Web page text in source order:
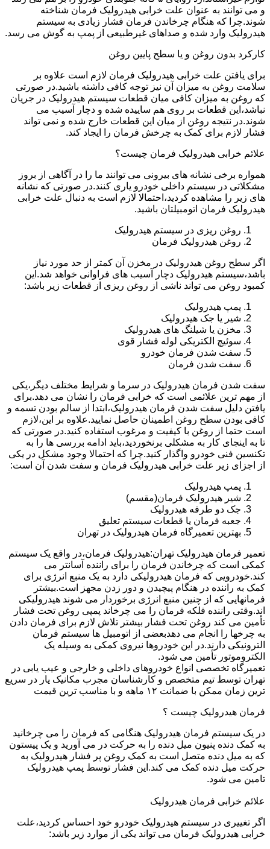
و می توانند به عنوان علت خرابی هیدرولیک فرمان شناخته
شوند.چرا که هنگام چرخاندن فرمان فشار زیادی به سیستم
هیدرولیک وارد شده و صداهای غیرطبیعی از پمپ به گوش می رسد.
کارکرد بدون روغن و یا سطح پایین روغن
برای یافتن علت خرابی هیدرولیک فرمان لازم است علاوه بر
سلامت روغن به میزان آن نیز توجه کافی داشته باشید.در صورتی
که روغن به میزان کافی میان قطعات سیستم هیدرولیک در جریان
نباشد،این قطعات بر روی هم ساییده شده و دچار آسیب می
شوند.در نتیجه روغن از میان این قطعات خارج شده و نمی تواند
فشار لازم برای کمک به چرخش فرمان را ایجاد کند.
علائم خرابی هیدرولیک فرمان چیست؟
همواره برخی نشانه های بیرونی می توانند ما را در آگاهی از بروز
مشکلاتی در سیستم داخلی خودرو یاری کنند.در صورتی که نشانه
های زیر را مشاهده کردید،احتمالا لازم است به دنبال علت خرابی
هیدرولیک فرمان اتومبیلتان باشید.
روغن ریزی در سیستم هیدرولیک
روغن هیدرولیک فرمان
اگر سطح روغن هیدرولیک در مخزن آن کمتر از حد مورد نیاز
باشد،سیستم هیدرولیک دچار آسیب های فراوانی خواهد شد.این
کمبود روغن می تواند ناشی از روغن ریزی از قطعات زیر باشد:
پمپ هیدرولیک
شیر یا جک هیدرولیک
مخزن یا شیلنگ های هیدرولیک
سوئیچ الکتریکی لوله فشار قوی
سفت شدن فرمان خودرو
سفت شدن فرمان
سفت شدن فرمان هیدرولیک در سرما و شرایط مختلف دیگر،یکی
از مهم ترین علائمی است که خرابی فرمان را نشان می دهد.برای
یافتن دلیل سفت شدن فرمان هیدرولیک،ابتدا از سالم بودن تسمه و
کافی بودن سطح روغن اطمینان حاصل نمایید.علاوه بر این،لازم
است حتما از روغن با کیفیت و مرغوب استفاده کنید.در صورتی که
تا به اینجای کار به مشکلی برنخوردید،باید ادامه بررسی ها را به
تکنسین فنی خودرو واگذار کنید.چرا که احتمالا وجود مشکل در یکی
از اجزای زیر علت خرابی هیدرولیک فرمان و سفت شدن آن است:
پمپ هیدرولیک
شیر هیدرولیک فرمان(مقسم)
جک دو طرفه هیدرولیک
جعبه فرمان یا قطعات سیستم تعلیق
بهترین تعمیرگاه فرمان هیدرولیک در تهران
تعمیر فرمان هیدرولیک تهران:هیدرولیک فرمان،در واقع یک سیستم
کمکی است که چرخاندن فرمان را برای راننده آسانتر می
کند.خودرویی که فرمان هیدرولیکی دارد به یک منبع انرژی برای
کمک به راننده در هنگام پیچیدن و دور زدن مجهز است.بیشتر
فرمانهایی که از چنین منبع انرژی برخوردار می شوند هیدرولیکی
اند.وقتی راننده فلکه فرمان را می چرخاند پمپی روغن تحت فشار
تأمین می کند روغن تحت فشار بیشتر تلاش لازم برای فرمان دادن
به چرخها را انجام می دهدبعضی از اتومبیل ها سیستم فرمان
الترونیکی دارند.در این خودروها نیروی کمکی به وسیله یک
الکتروموتور تأمین می شود.
تعمیرگاه تخصصی انواع خودروهای داخلی و خارجی و عیب یابی در
تهران توسط تیم متخصص و کارشناسان مجرب مکانیک یار در سریع
ترین زمان ممکن با ضمانت ۱۲ ماهه و با مناسب ترین قیمت
فرمان هیدرولیک چیست ؟
در یک سیستم فرمان هیدرولیک هنگامی که فرمان را می چرخانید
به کمک دنده پنیون میل دنده را به حرکت در می آورید و یک پیستون
که به میل دنده متصل است به کمک روغن پر فشار هیدرولیک به
حرکت میل دنده کمک می کند.این فشار توسط پمپ هیدرولیک
تامین می شود.
علائم خرابی فرمان هیدرولیک
اگر تغییری در سیستم هیدرولیک خودرو خود احساس کردید،علت
خرابی هیدرولیک فرمان می تواند یکی از موارد زیر باشد: